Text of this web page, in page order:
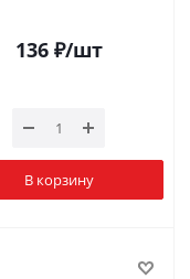
136₽/шт
В корзину